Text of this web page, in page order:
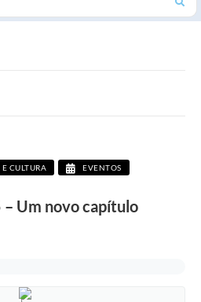
CULTURA EVENTOS
Um novo capítulo